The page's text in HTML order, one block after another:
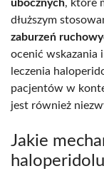
ubocznych, które
dłuższym
zaburzeń
ocenić wskazania
leczenia
pacjentów w
jest również
Jakie